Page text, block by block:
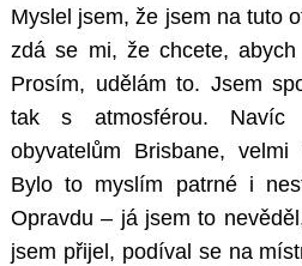
Myslel jsem, že jsem na tuto
zdá se mi, že chcete,
Prosím, udělám to. Jsem
tak s atmosférou. Navíc
obyvatelům Brisbane,
Bylo to myslím patrné i
Opravdu – já jsem to
jsem přijel, podíval se na